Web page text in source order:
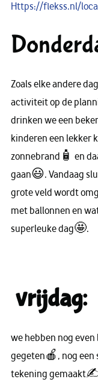
Https://flekss.nl/
Zoals elke andere
activiteit op de
drinken we een
kinderen een lekker
zonnebrand🧴 en
gaan😃. Vandaag
grote veld wordt
met ballonnen en
superleuke dag🤩.
vrijdag:
we hebben nog
gegeten🍎, nog een
tekening gemaakt✍️